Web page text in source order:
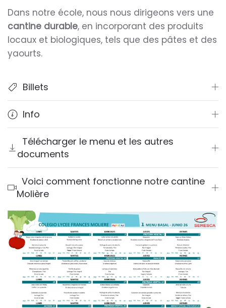
Dans notre école, nous nous dirigeons vers une
cantine durable, en incorporant des produits
locaux et biologiques, tels que des pâtes et des
yaourts.
Billets
Info
Télécharger le menu et les autres
documents
Voici comment fonctionne notre cantine
Molière